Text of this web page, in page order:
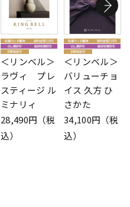
＜リンベル＞
ラヴィ プレ
スティージ ル
ミナリィ
28,490円（税
込）
＜リンベル＞
バリューチョ
イス 久方 ひ
さかた
34,100円（税
込）